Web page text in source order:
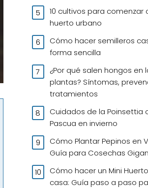
10 cultivos para comenzar
huerto urbano
Cómo hacer semilleros
forma sencilla
¿Por qué salen hongos en
plantas? Síntomas,
tratamientos
Cuidados de la Poinsettia
Pascua en invierno
Cómo Plantar Pepinos en
Guía para Cosechas
Cómo hacer un Mini
casa: Guía paso a paso